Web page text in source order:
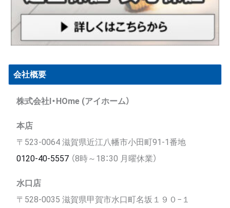
会社概要
株式会社I・HOme (アイホーム）
本店
〒523-0064 滋賀県近江八幡市小田町91-1番地
0120-40-5557（8時～18：30 月曜休業）
水口店
〒528-0035 滋賀県甲賀市水口町名坂１９０−１